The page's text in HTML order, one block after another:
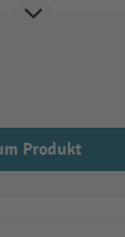
Produkt